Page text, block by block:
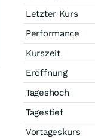
Letzter Kurs
Performance
Kurszeit
Eröffnung
Tageshoch
Tagestief
Vortageskurs